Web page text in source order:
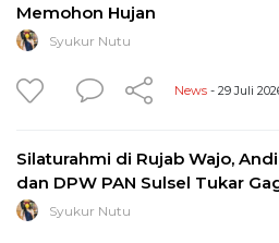
Memohon Hujan
Syukur Nutu
News - 29 Juli
Silaturahmi di Rujab Wajo,
dan DPW PAN Sulsel Tukar
Syukur Nutu